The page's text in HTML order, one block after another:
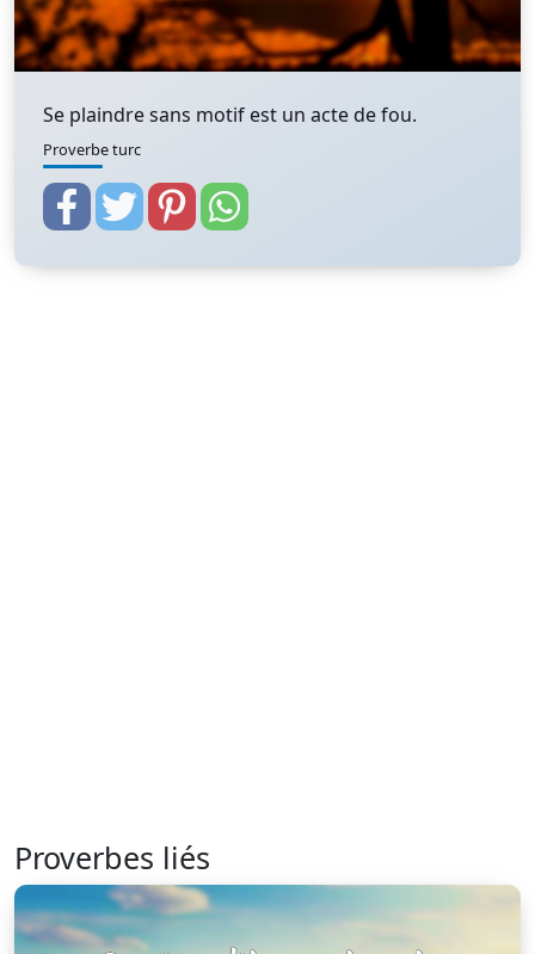
Se plaindre sans motif est un acte de fou.
Proverbe turc
Proverbes liés